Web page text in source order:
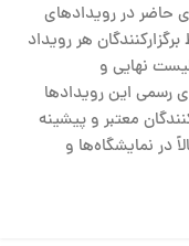
حاضر در رویدادهای
توسط برگزارکنندگان هر رویداد
نهایی و
رسمی این رویدادها
معتبر و پیشینه
در نمایشگاه‌ها و